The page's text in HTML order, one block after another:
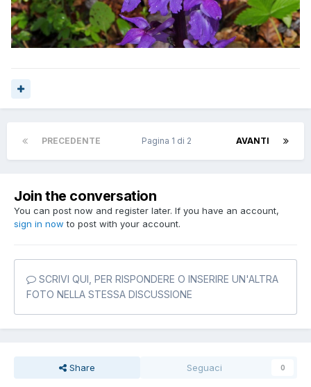
PRECEDENTE AVANTI
Pagina 1 di 2
Join the conversation
You can post now and register later. If you have an account,
sign in now to post with your account.
SCRIVI QUI, PER RISPONDERE O INSERIRE UN'ALTRA
FOTO NELLA STESSA DISCUSSIONE
Share Seguaci 0